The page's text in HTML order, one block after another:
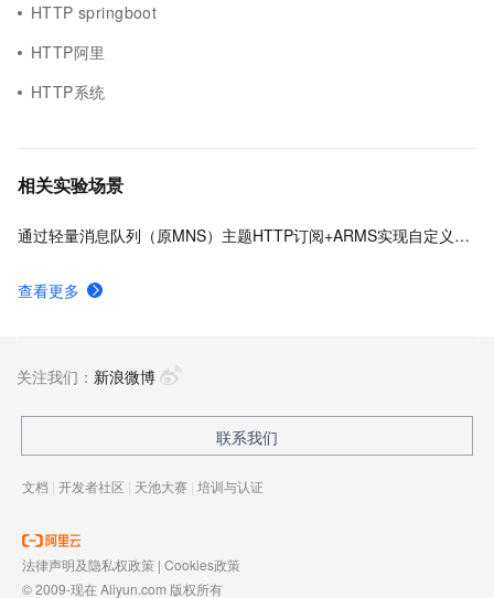
HTTP springboot
HTTP阿里
HTTP系统
相关实验场景
通过轻量消息队列（原MNS）主题HTTP订阅+ARMS实现自定义数据多渠道告警
查看更多
关注我们： 新浪微博
联系我们
文档 | 开发者社区 | 天池大赛 | 培训与认证
法律声明及隐私权政策 | Cookies政策
© 2009-现在 Aliyun.com 版权所有